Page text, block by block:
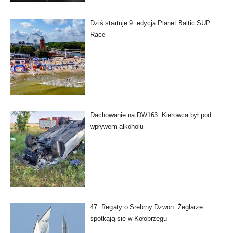
Dziś startuje 9. edycja Planet Baltic SUP
Race
Dachowanie na DW163. Kierowca był pod
wpływem alkoholu
47. Regaty o Srebrny Dzwon. Żeglarze
spotkają się w Kołobrzegu